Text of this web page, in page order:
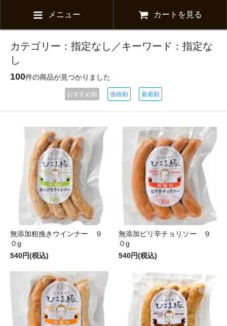
メニュー カートを見る
カテゴリー：指定なし／キーワード：指定な
し
100件の商品が見つかりました
おすすめ順 価格順 新着順
無添加粗挽きウインナー ９
０g
540円(税込)
無添加ピリ辛チョリソー ９
０g
540円(税込)